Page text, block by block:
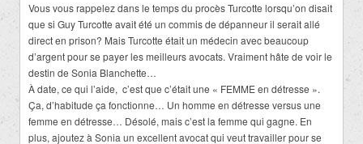
Vous vous rappelez dans le temps du procès Turcotte lorsqu’on disait
que si Guy Turcotte avait été un commis de dépanneur il serait allé
direct en prison? Mais Turcotte était un médecin avec beaucoup
d’argent pour se payer les meilleurs avocats. Vraiment hâte de voir le
destin de Sonia Blanchette…
À date, ce qui l’aide, c’est que c’était une « FEMME en détresse ».
Ça, d’habitude ça fonctionne… Un homme en détresse versus une
femme en détresse… Désolé, mais c’est la femme qui gagne. En
plus, ajoutez à Sonia un excellent avocat qui veut travailler pour se